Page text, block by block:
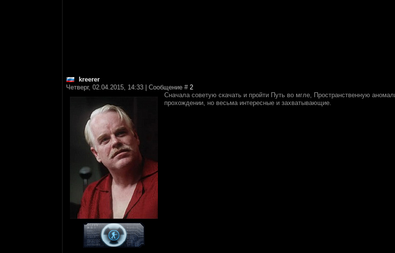
kreerer
Четверг, 02.04.2015, 14:33 | Сообщение # 2
Сначала советую скачать и пройти Путь во мгле, Пространственную
прохождении, но весьма интересные и захватывающие.